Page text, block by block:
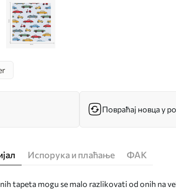
Повраћај новца у
Испорука и плаћање ФАК
tapeta mogu se malo razlikovati od onih na